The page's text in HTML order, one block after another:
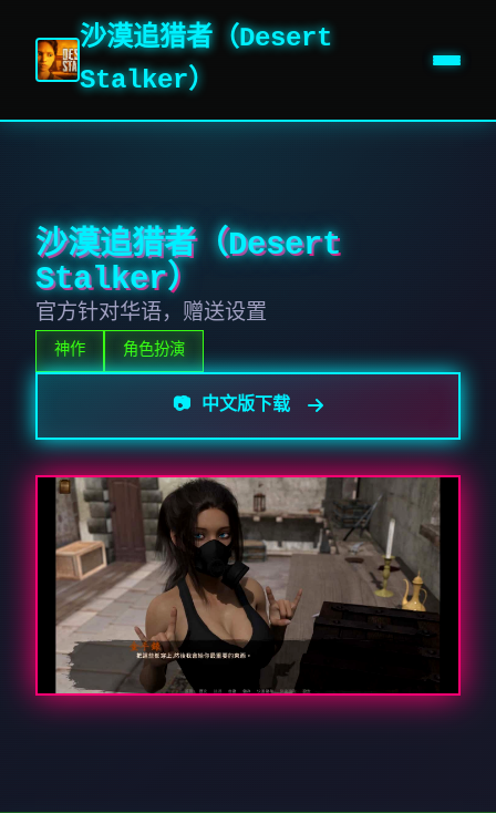
沙漠追猎者（Desert
Stalker）
沙漠追猎者（Desert
Stalker）
官方针对华语，赠送设置
神作 角色扮演
📷 中文版下载